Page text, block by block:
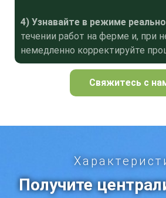
4) Узнавайте в режиме
течении работ на ферме и, ​​при
немедленно корректируйте
Свяжитесь с
Получите